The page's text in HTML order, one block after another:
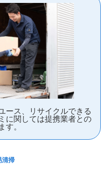
ース、リサイクルできる
に関しては提携業者との
す。
清掃